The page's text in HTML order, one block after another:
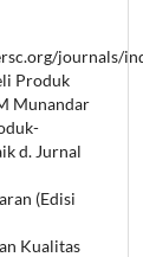
journals/
Produk
Munandar
d. Jurnal
(Edisi
Kualitas